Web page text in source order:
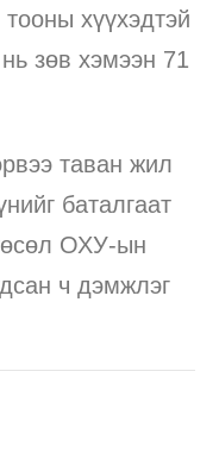
хүүхэдтэй
зөв хэмээн 71
таван жил
баталгаат
ОХУ-ын
ч дэмжлэг